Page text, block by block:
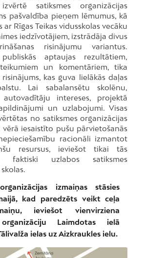
satiksmes organizācijas
pašvaldība pieņem lēmumus, kā
Rīgas Teikas vidusskolas vecāku
iedzīvotājiem, izstrādāja divus
risinājumu variantus.
aptaujas rezultātiem,
un komentāriem, tika
kas guva lielākās daļas
Lai sabalansētu skolēnu,
intereses, projektā
un uzlabojumi. Visas
no satiksmes organizācijas
iesaistīto pušu pārvietošanās
racionāli izmantot
resursus, ieviešot tikai tās
faktiski uzlabos satiksmes
izmaiņas stāsies
kad paredzēts veikt ceļa
ieviešot vienvirziena
Laimdotas ielā
ielas uz Aizkraukles ielu.